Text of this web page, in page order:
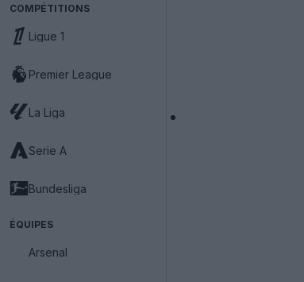
COMPÉTITIONS
Ligue 1
Premier League
La Liga
Serie A
Bundesliga
ÉQUIPES
Arsenal